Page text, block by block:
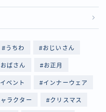
うちわ おじいさん
おばさん お正月
イベント インナーウェア
ラクター クリスマス